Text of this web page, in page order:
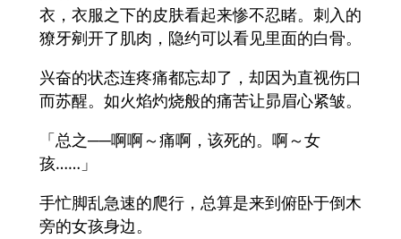
衣，衣服之下的皮肤看起来惨不忍睹。刺入的
獠牙剜开了肌肉，隐约可以看见里面的白骨。
兴奋的状态连疼痛都忘却了，却因为直视伤口
而苏醒。如火焰灼烧般的痛苦让昴眉心紧皱。
「总之──啊啊～痛啊，该死的。啊～女
孩……」
手忙脚乱急速的爬行，总算是来到俯卧于倒木
旁的女孩身边。